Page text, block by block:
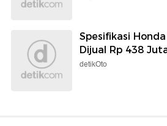
Spesifikasi
Dijual Rp 438
detikOto